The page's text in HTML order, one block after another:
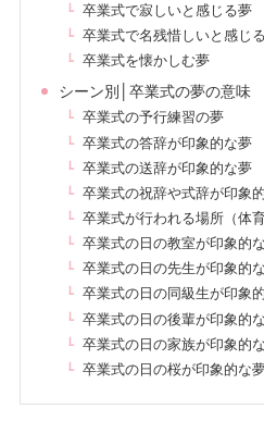
卒業式で寂しいと感じる夢
卒業式で名残惜しいと感じ
卒業式を懐かしむ夢
シーン別│卒業式の夢の意味
卒業式の予行練習の夢
卒業式の答辞が印象的な夢
卒業式の送辞が印象的な夢
卒業式の祝辞や式辞が印象
卒業式が行われる場所（体
卒業式の日の教室が印象的
卒業式の日の先生が印象的
卒業式の日の同級生が印象
卒業式の日の後輩が印象的
卒業式の日の家族が印象的
卒業式の日の桜が印象的な